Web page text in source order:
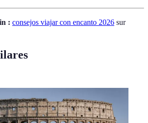
: consejos viajar con encanto 2026 sur